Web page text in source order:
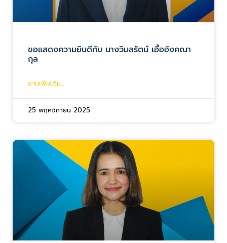
ขอแสดงความยินดีกับ นางวิมลรัตน์ เอื้ออังคณา
กุล
อ่านเพิ่มเติม...
25 พฤศจิกายน 2025